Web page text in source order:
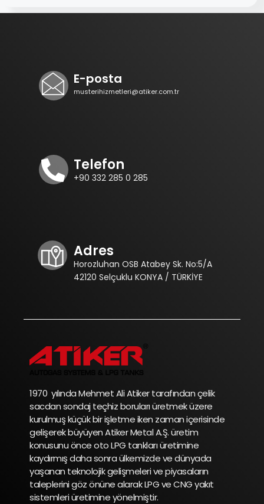
E-posta
musterihizmetleri@atiker.com.tr
Telefon
+90 332 285 0 285
Adres
Horozluhan OSB Atabey Sk. No:5/A
42120 Selçuklu KONYA / TÜRKİYE
1970 yılında Mehmet Ali Atiker tarafından çelik
sacdan sondaj teçhiz boruları üretmek üzere
kurulmuş küçük bir işletme iken zaman içerisinde
gelişerek büyüyen Atiker Metal A.Ş. üretim
konusunu önce oto LPG tankları üretimine
kaydırmış daha sonra ülkemizde ve dünyada
yaşanan teknolojik gelişmeleri ve piyasaların
taleplerini göz önüne alarak LPG ve CNG yakıt
sistemleri üretimine yönelmiştir.